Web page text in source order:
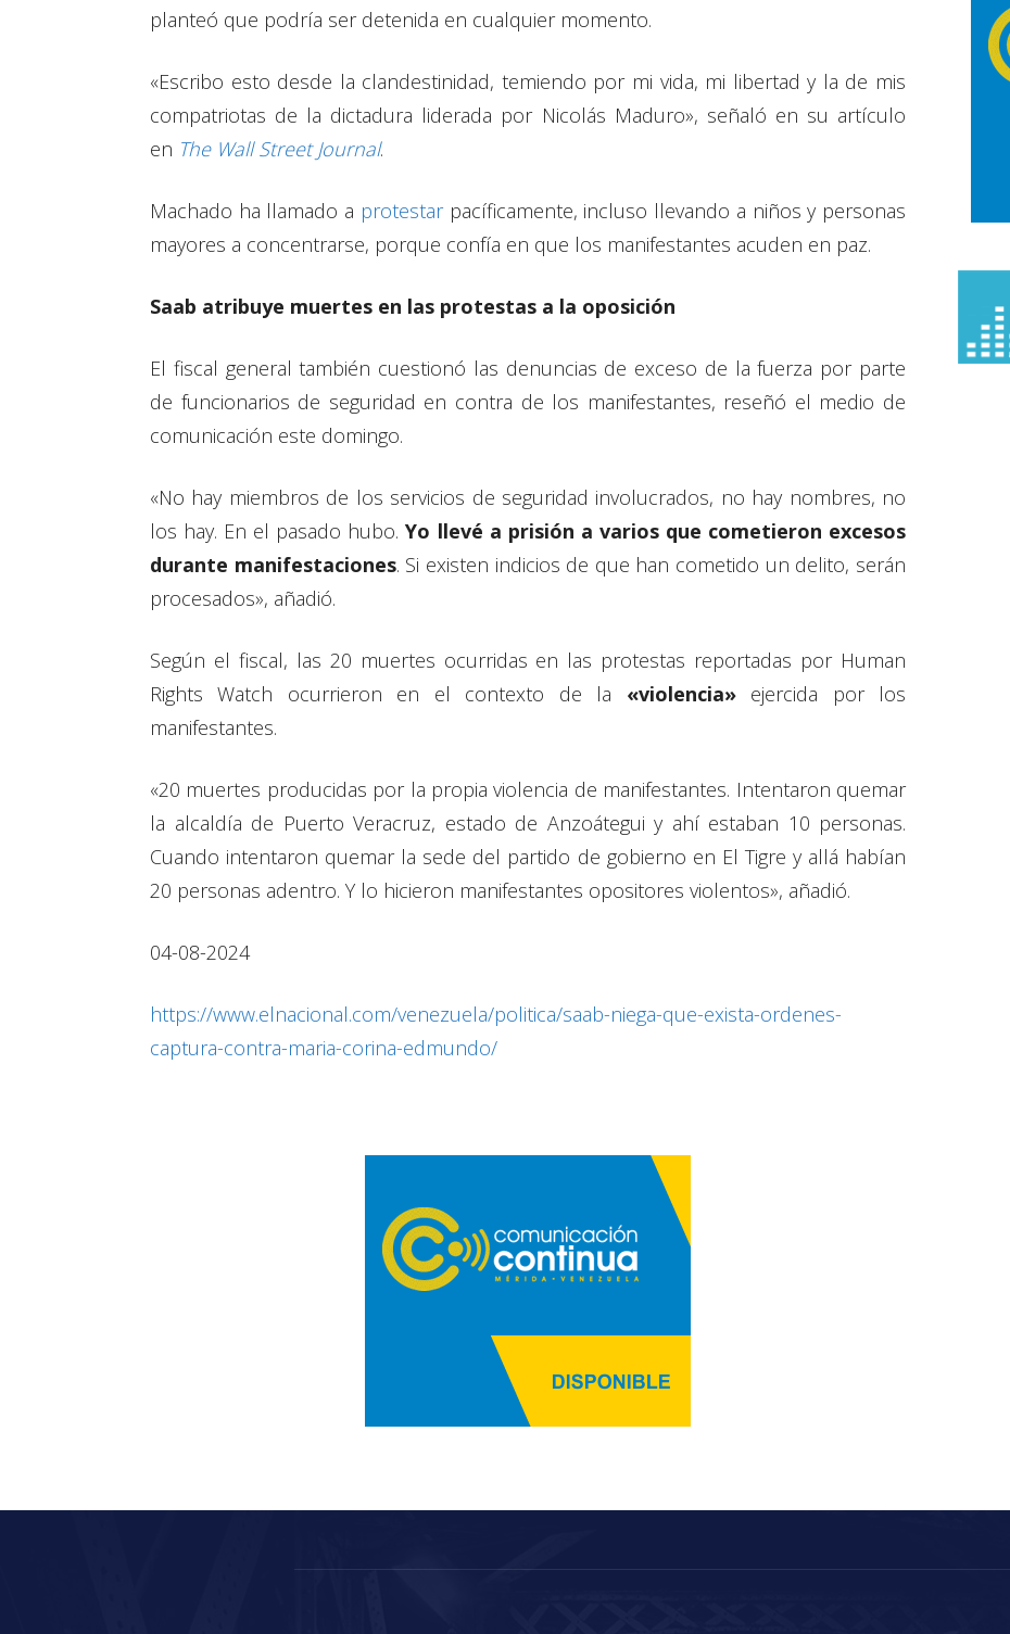
planteó que podría ser detenida en cualquier momento.
«Escribo esto desde la clandestinidad, temiendo por mi vida, mi libertad y la de mis
compatriotas de la dictadura liderada por Nicolás Maduro», señaló en su artículo
en The Wall Street Journal.
Machado ha llamado a protestarpacíficamente, incluso llevando a niños y personas
mayores a concentrarse, porque confía en que los manifestantes acuden en paz.
Saab atribuye muertes en las protestas a la oposición
El fiscal general también cuestionó las denuncias de exceso de la fuerza por parte
de funcionarios de seguridad en contra de los manifestantes, reseñó el medio de
comunicación este domingo.
«No hay miembros de los servicios de seguridad involucrados, no hay nombres, no
los hay. En el pasado hubo. Yo llevé a prisión a varios que cometieron excesos
durante manifestaciones. Si existen indicios de que han cometido un delito, serán
procesados», añadió.
Según el fiscal, las 20 muertes ocurridas en las protestas reportadas por Human
Rights Watch ocurrieron en el contexto de la «violencia»ejercida por los
manifestantes.
«20 muertes producidas por la propia violencia de manifestantes. Intentaron quemar
la alcaldía de Puerto Veracruz, estado de Anzoátegui y ahí estaban 10 personas.
Cuando intentaron quemar la sede del partido de gobierno en El Tigre y allá habían
20 personas adentro. Y lo hicieron manifestantes opositores violentos», añadió.
04-08-2024
https://www.elnacional.com/venezuela/politica/saab-niega-que-exista-ordenes-
captura-contra-maria-corina-edmundo/